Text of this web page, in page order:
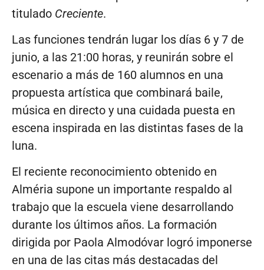
titulado Creciente.
Las funciones tendrán lugar los días 6 y 7 de
junio, a las 21:00 horas, y reunirán sobre el
escenario a más de 160 alumnos en una
propuesta artística que combinará baile,
música en directo y una cuidada puesta en
escena inspirada en las distintas fases de la
luna.
El reciente reconocimiento obtenido en
Alméria supone un importante respaldo al
trabajo que la escuela viene desarrollando
durante los últimos años. La formación
dirigida por Paola Almodóvar logró imponerse
en una de las citas más destacadas del